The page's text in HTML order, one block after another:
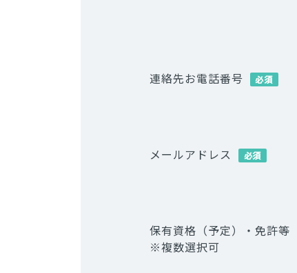
連絡先お電話番号 必須
メールアドレス 必須
保有資格（予定）・免許等
※複数選択可